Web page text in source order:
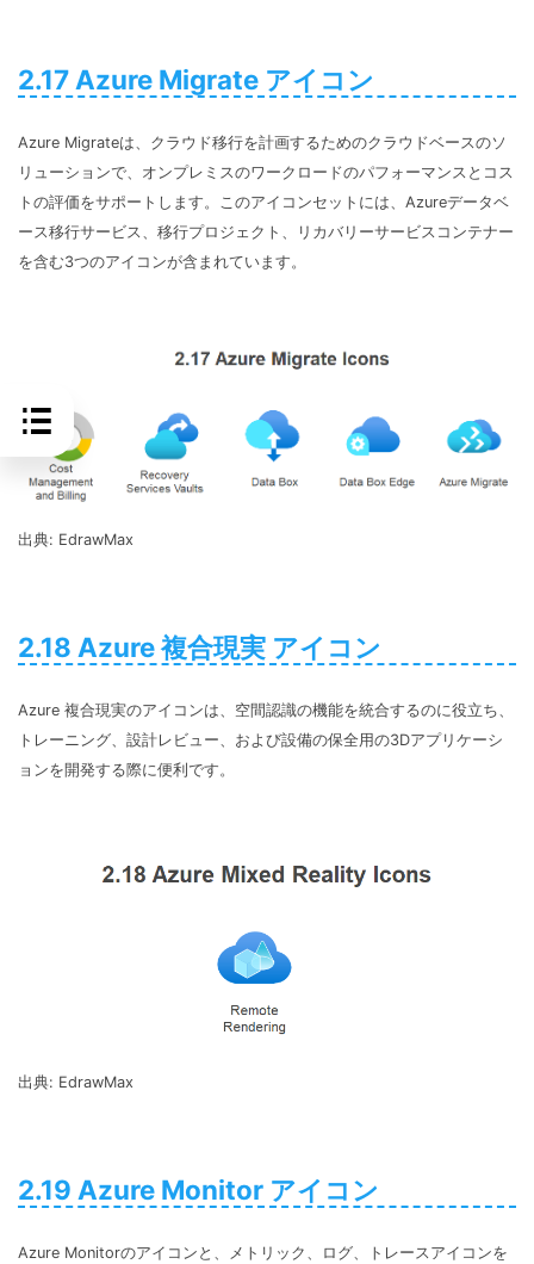
2.17 Azure Migrate アイコン
Azure Migrateは、クラウド移行を計画するためのクラウドベースのソ
リューションで、オンプレミスのワークロードのパフォーマンスとコス
トの評価をサポートします。このアイコンセットには、Azureデータベ
ース移行サービス、移行プロジェクト、リカバリーサービスコンテナー
を含む3つのアイコンが含まれています。
出典: EdrawMax
2.18 Azure 複合現実 アイコン
Azure 複合現実のアイコンは、空間認識の機能を統合するのに役立ち、
トレーニング、設計レビュー、および設備の保全用の3Dアプリケーシ
ョンを開発する際に便利です。
出典: EdrawMax
2.19 Azure Monitor アイコン
Azure Monitorのアイコンと、メトリック、ログ、トレースアイコンを